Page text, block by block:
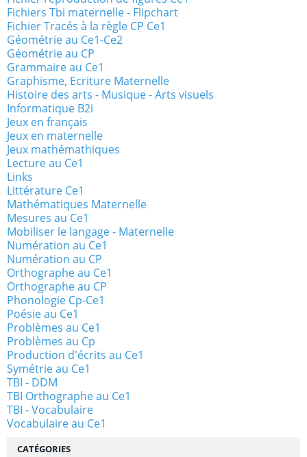
Fichiers Tbi maternelle - Flipchart
Fichier Tracés à la règle CP Ce1
Géométrie au Ce1-Ce2
Géométrie au CP
Grammaire au Ce1
Graphisme, Ecriture Maternelle
Histoire des arts - Musique - Arts visuels
Informatique B2i
Jeux en français
Jeux en maternelle
Jeux mathémathiques
Lecture au Ce1
Links
Littérature Ce1
Mathématiques Maternelle
Mesures au Ce1
Mobiliser le langage - Maternelle
Numération au Ce1
Numération au CP
Orthographe au Ce1
Orthographe au CP
Phonologie Cp-Ce1
Poésie au Ce1
Problèmes au Ce1
Problèmes au Cp
Production d'écrits au Ce1
Symétrie au Ce1
TBI - DDM
TBI Orthographe au Ce1
TBI - Vocabulaire
Vocabulaire au Ce1
CATÉGORIES